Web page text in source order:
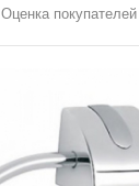
Оценка покупателей